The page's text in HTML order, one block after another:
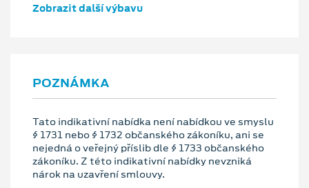
Zobrazit další výbavu
POZNÁMKA
Tato indikativní nabídka není nabídkou ve smyslu
§ 1731 nebo § 1732 občanského zákoníku, ani se
nejedná o veřejný příslib dle § 1733 občanského
zákoníku. Z této indikativní nabídky nevzniká
nárok na uzavření smlouvy.